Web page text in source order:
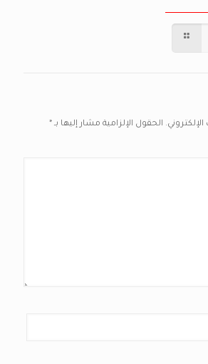
الحقول الإلزامية مشار إليها بـ *